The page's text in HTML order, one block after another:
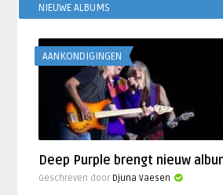
NIEUWE ALBUMS
AANKONDIGINGEN
Deep Purple brengt nieuw
Geschreven door Djuna Vaesen